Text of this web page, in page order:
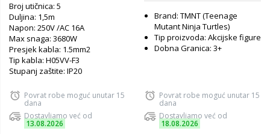
Broj utičnica: 5
Duljina: 1,5m
Napon: 250V /AC 16A
Max snaga: 3680W
Presjek kabla: 1.5mm2
Tip kabla: H05VV-F3
Stupanj zaštite: IP20
Povrat robe moguć unutar 15
dana
Dostavljamo već od
13.08.2026
Brand: TMNT (Teenage
Mutant Ninja Turtles)
Tip proizvoda: Akcijske figure
Dobna Granica: 3+
Povrat robe moguć unutar 15
dana
Dostavljamo već od
18.08.2026